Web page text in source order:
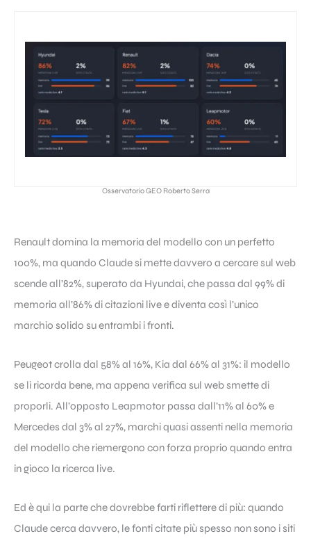
Osservatorio GEO Roberto Serra
Renault domina la memoria del modello con un perfetto
100%, ma quando Claude si mette davvero a cercare sul web
scende all’82%, superato da Hyundai, che passa dal 99% di
memoria all’86% di citazioni live e diventa così l’unico
marchio solido su entrambi i fronti.
Peugeot crolla dal 58% al 16%, Kia dal 66% al 31%: il modello
se li ricorda bene, ma appena verifica sul web smette di
proporli. All’opposto Leapmotor passa dall’11% al 60% e
Mercedes dal 3% al 27%, marchi quasi assenti nella memoria
del modello che riemergono con forza proprio quando entra
in gioco la ricerca live.
Ed è qui la parte che dovrebbe farti riflettere di più: quando
Claude cerca davvero, le fonti citate più spesso non sono i siti